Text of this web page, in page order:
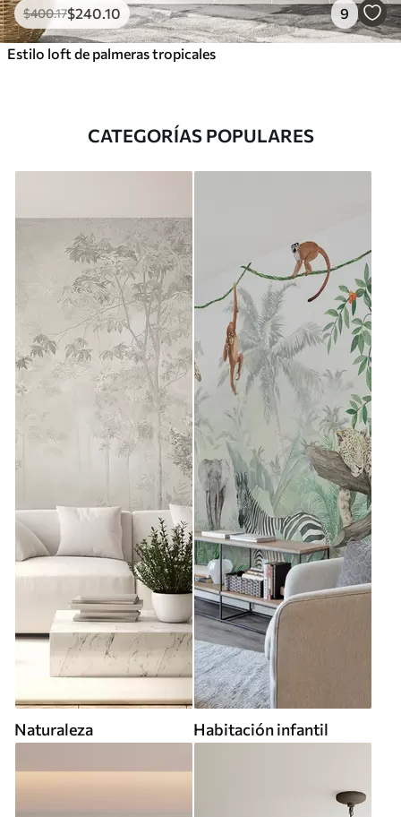
$400.17$240 .10 9
Estilo loft de palmeras tropicales
CATEGORÍAS POPULARES
Naturaleza Habitación infantil